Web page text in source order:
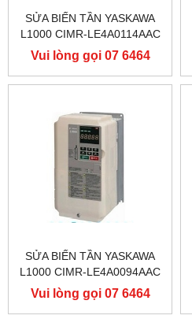
SỬA BIẾN TẦN YASKAWA
L1000 CIMR-LE4A0114AAC
400V 55KW, BIẾN TẦN
YASKAWA L1000
Vui lòng gọi 07 6464
9556
SỬA BIẾN TẦN YASKAWA
L1000 CIMR-LE4A0094AAC
400V 45KW, BIẾN TẦN
YASKAWA L1000
Vui lòng gọi 07 6464
9556